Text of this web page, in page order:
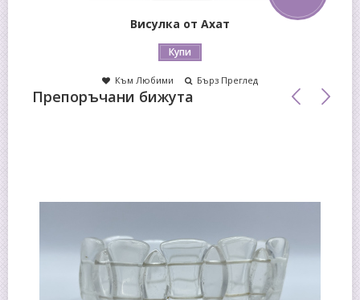
Висулка от Ахат
Купи
Към Любими Бърз Преглед
Препоръчани бижута